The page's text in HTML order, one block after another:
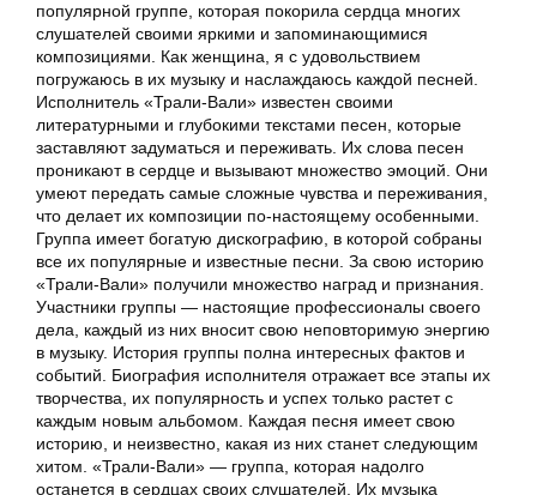
популярной группе, которая покорила сердца многих
слушателей своими яркими и запоминающимися
композициями. Как женщина, я с удовольствием
погружаюсь в их музыку и наслаждаюсь каждой песней.
Исполнитель «Трали-Вали» известен своими
литературными и глубокими текстами песен, которые
заставляют задуматься и переживать. Их слова песен
проникают в сердце и вызывают множество эмоций. Они
умеют передать самые сложные чувства и переживания,
что делает их композиции по-настоящему особенными.
Группа имеет богатую дискографию, в которой собраны
все их популярные и известные песни. За свою историю
«Трали-Вали» получили множество наград и признания.
Участники группы — настоящие профессионалы своего
дела, каждый из них вносит свою неповторимую энергию
в музыку. История группы полна интересных фактов и
событий. Биография исполнителя отражает все этапы их
творчества, их популярность и успех только растет с
каждым новым альбомом. Каждая песня имеет свою
историю, и неизвестно, какая из них станет следующим
хитом. «Трали-Вали» — группа, которая надолго
останется в сердцах своих слушателей. Их музыка